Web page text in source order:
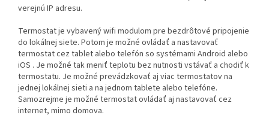
verejnú IP adresu.
Termostat je vybavený wifi modulom pre bezdrôtové pripojenie
do lokálnej siete. Potom je možné ovládať a nastavovať
termostat cez tablet alebo telefón so systémami Android alebo
iOS . Je možné tak meniť teplotu bez nutnosti vstávať a chodiť k
termostatu. Je možné prevádzkovať aj viac termostatov na
jednej lokálnej sieti a na jednom tablete alebo telefóne.
Samozrejme je možné termostat ovládať aj nastavovať cez
internet, mimo domova.